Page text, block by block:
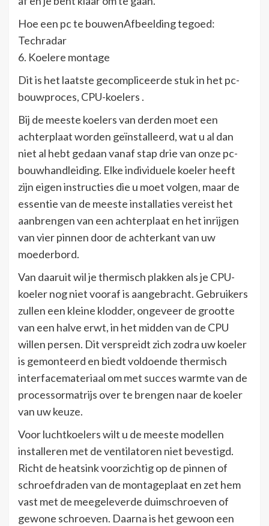
Hoe een pc te bouwenAfbeelding tegoed:
Techradar
6. Koelere montage
Dit is het laatste gecompliceerde stuk in het pc-
bouwproces, CPU-koelers .
Bij de meeste koelers van derden moet een
achterplaat worden geïnstalleerd, wat u al dan
niet al hebt gedaan vanaf stap drie van onze pc-
bouwhandleiding. Elke individuele koeler heeft
zijn eigen instructies die u moet volgen, maar de
essentie van de meeste installaties vereist het
aanbrengen van een achterplaat en het inrijgen
van vier pinnen door de achterkant van uw
moederbord.
Van daaruit wil je thermisch plakken als je CPU-
koeler nog niet vooraf is aangebracht. Gebruikers
zullen een kleine klodder, ongeveer de grootte
van een halve erwt, in het midden van de CPU
willen persen. Dit verspreidt zich zodra uw koeler
is gemonteerd en biedt voldoende thermisch
interfacemateriaal om met succes warmte van de
processormatrijs over te brengen naar de koeler
van uw keuze.
Voor luchtkoelers wilt u de meeste modellen
installeren met de ventilatoren niet bevestigd.
Richt de heatsink voorzichtig op de pinnen of
schroefdraden van de montageplaat en zet hem
vast met de meegeleverde duimschroeven of
gewone schroeven. Daarna is het gewoon een